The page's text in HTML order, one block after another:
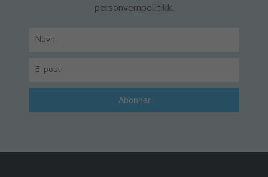
personvernpolitikk.
Abonner